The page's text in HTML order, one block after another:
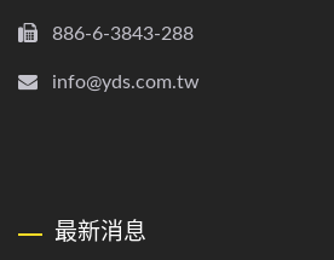
886-6-3843-288
info@yds.com.tw
最新消息